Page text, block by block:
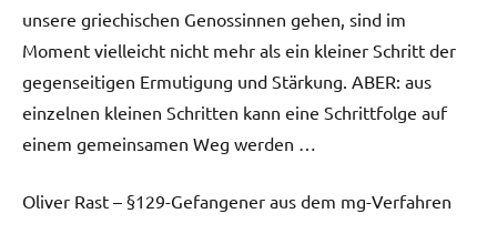
unsere griechischen Genossinnen gehen, sind im
Moment vielleicht nicht mehr als ein kleiner Schritt der
gegenseitigen Ermutigung und Stärkung. ABER: aus
einzelnen kleinen Schritten kann eine Schrittfolge auf
einem gemeinsamen Weg werden …
Oliver Rast – §129-Gefangener aus dem mg-Verfahren